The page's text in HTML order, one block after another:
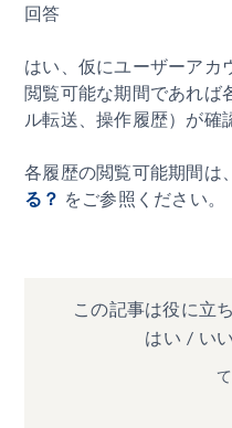
回答
はい、仮にユーザーアカ
閲覧可能な期間であれば
ル転送、操作履歴）が確
各履歴の閲覧可能期間は、
る？ をご参照ください。
この記事は役に立
はい / い